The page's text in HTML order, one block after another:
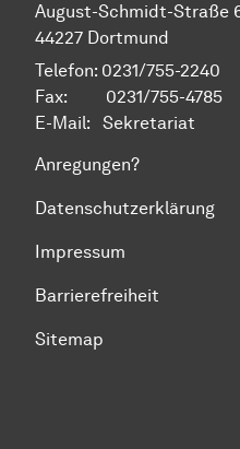
August-Schmidt-Straße
44227 Dortmund
Telefon: 0231/755-2240
Fax: 0231/755-4785
E-Mail: Sekretariat
Anregungen?
Datenschutzerklärung
Impressum
Barrierefreiheit
Sitemap